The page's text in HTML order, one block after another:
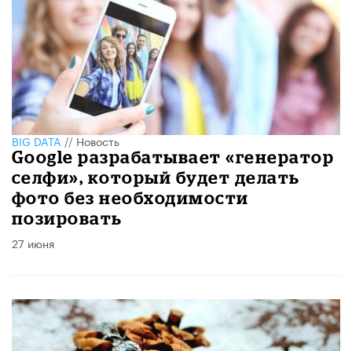
BIG DATA//Новость
Google разрабатывает «генератор
селфи», который будет делать
фото без необходимости
позировать
27 июня